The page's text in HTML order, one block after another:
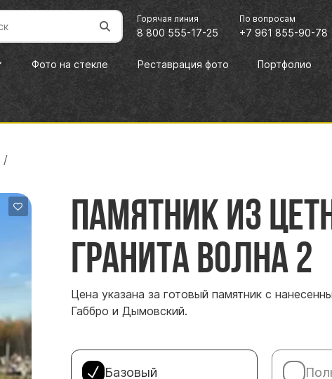
Горячая линия
8 800 555-17-25
По вопросам
+7 961 855-90-78
Фото на стекле Реставрация фото Портфолио
/
Памятник из
гранита Волна 2
Цена указана за готовый памятник с
Габбро и Дымовский.
Базовый